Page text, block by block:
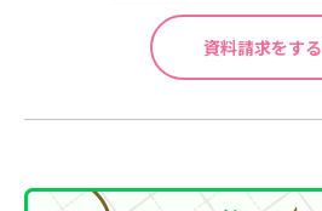
資料請求をする